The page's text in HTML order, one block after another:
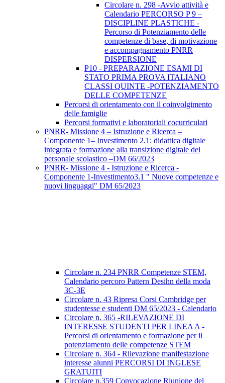
Circolare n. 298 -Avvio attività e
Calendario PERCORSO P 9 –
DISCIPLINE PLASTICHE -
Percorso di Potenziamento delle
competenze di base, di motivazione
e accompagnamento PNRR
DISPERSIONE
P10 - PREPARAZIONE ESAMI DI
STATO PRIMA PROVA ITALIANO
CLASSI QUINTE -POTENZIAMENTO
DELLE COMPETENZE
Percorsi di orientamento con il coinvolgimento
delle famiglie
Percorsi formativi e laboratoriali cocurriculari
PNRR- Missione 4 – Istruzione e Ricerca –
Componente 1– Investimento 2.1: didattica digitale
integrata e formazione alla transizione digitale del
personale scolastico –DM 66/2023
PNRR- Missione 4 - Istruzione e Ricerca -
Componente 1-Investimento3.1 " Nuove competenze e
nuovi linguaggi" DM 65/2023
Circolare n. 234 PNRR Competenze STEM,
Calendario percoro Pattern Desihn della moda
3C-3E
Circolare n. 43 Ripresa Corsi Cambridge per
studentesse e studenti DM 65/2023 - Calendario
Circolare n. 365 -RILEVAZIONE DI
INTERESSE STUDENTI PER LINEA A -
Percorsi di orientamento e formazione per il
potenziamento delle competenze STEM
Circolare n. 364 - Rilevazione manifestazione
interesse alunni PERCORSI DI INGLESE
GRATUITI
Circolare n.359 Convocazione Riunione del